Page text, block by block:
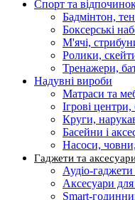
Спорт та
Бадмінтон,
Боксерські
М'ячі,
Ролики,
Тренажери,
Надувні вироби
Матраси та
Ігрові центри,
Круги,
Басейни і
Насоси,
Гаджети та
Аудіо-гаджети
Аксесуари
Smart-